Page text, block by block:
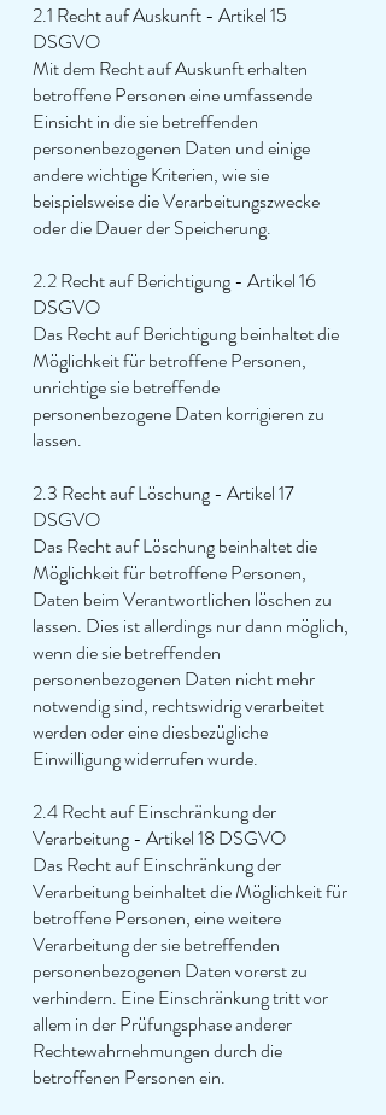
2.1 Recht auf Auskunft - Artikel 15
DSGVO
Mit dem Recht auf Auskunft erhalten
betroffene Personen eine umfassende
Einsicht in die sie betreffenden
personenbezogenen Daten und einige
andere wichtige Kriterien, wie sie
beispielsweise die Verarbeitungszwecke
oder die Dauer der Speicherung.
2.2 Recht auf Berichtigung - Artikel 16
DSGVO
Das Recht auf Berichtigung beinhaltet die
Möglichkeit für betroffene Personen,
unrichtige sie betreffende
personenbezogene Daten korrigieren zu
lassen.
2.3 Recht auf Löschung - Artikel 17
DSGVO
Das Recht auf Löschung beinhaltet die
Möglichkeit für betroffene Personen,
Daten beim Verantwortlichen löschen zu
lassen. Dies ist allerdings nur dann möglich,
wenn die sie betreffenden
personenbezogenen Daten nicht mehr
notwendig sind, rechtswidrig verarbeitet
werden oder eine diesbezügliche
Einwilligung widerrufen wurde.
2.4 Recht auf Einschränkung der
Verarbeitung - Artikel 18 DSGVO
Das Recht auf Einschränkung der
Verarbeitung beinhaltet die Möglichkeit für
betroffene Personen, eine weitere
Verarbeitung der sie betreffenden
personenbezogenen Daten vorerst zu
verhindern. Eine Einschränkung tritt vor
allem in der Prüfungsphase anderer
Rechtewahrnehmungen durch die
betroffenen Personen ein.